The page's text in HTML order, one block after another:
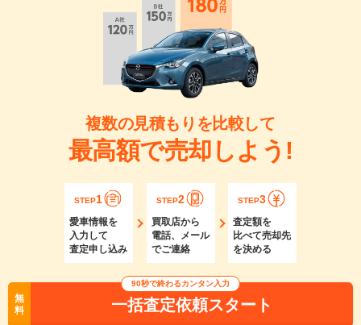
複数の見積もりを比較して
最高額で売却しよう!
STEP1
愛車情報を
入力して
査定申し込み
STEP2
買取店から
電話、メール
でご連絡
STEP3
査定額を
比べて売却先
を決める
無
料
90秒で終わるカンタン入力
一括査定依頼スタート